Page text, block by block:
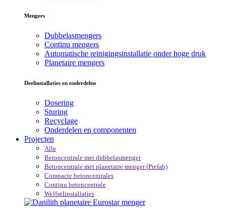
Mengers
Dubbelasmengers
Continu mengers
Automatische reinigingsinstallatie onder hoge druk
Planetaire mengers
Deelinstallaties en onderdelen
Dosering
Sturing
Recyclage
Onderdelen en componenten
Projecten
Alle
Betoncentrale met dubbelasmenger
Betoncentrale met planetaire menger (Prefab)
Compacte betoncentrales
Continu betoncentrale
Welfselinstallaties